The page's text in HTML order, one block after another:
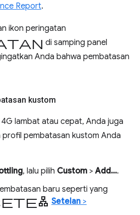
Report.
ikon peringatan
di samping panel
Anda bahwa pembatasan
kustom
lambat atau cepat, Anda juga
pembatasan kustom Anda
, lalu pilih Custom >Add....
baru seperti yang
Setelan >